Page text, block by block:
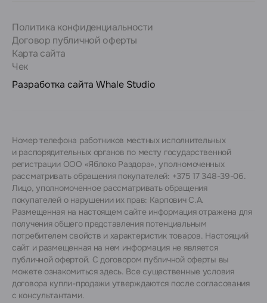
Политика конфиденциальности
Договор публичной оферты
Карта сайта
Чек
Разработка сайта Whale Studio
Номер телефона работников местных исполнительных
и распорядительных органов по месту государственной
регистрации ООО «Яблоко Раздора», уполномоченных
рассматривать обращения покупателей: +375 17 348-39-06.
Лицо, уполномоченное рассматривать обращения
покупателей о нарушении их прав: Карпович С.А.
Размещенная на настоящем сайте информация отражена для
получения общего представления потенциальным
потребителем свойств и характеристик товаров. Настоящий
сайт и размещенная на нем информация не является
публичной офертой. С договором публичной оферты вы
можете ознакомиться здесь. Все существенные условия
договора купли-продажи утверждаются после согласования
с консультантами.